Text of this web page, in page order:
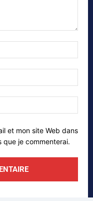
:*
web:
et mon site Web dans
je commenterai.